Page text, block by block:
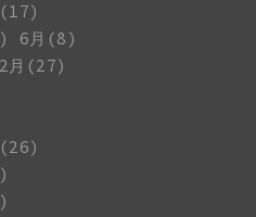
6月(8)
2月(27)